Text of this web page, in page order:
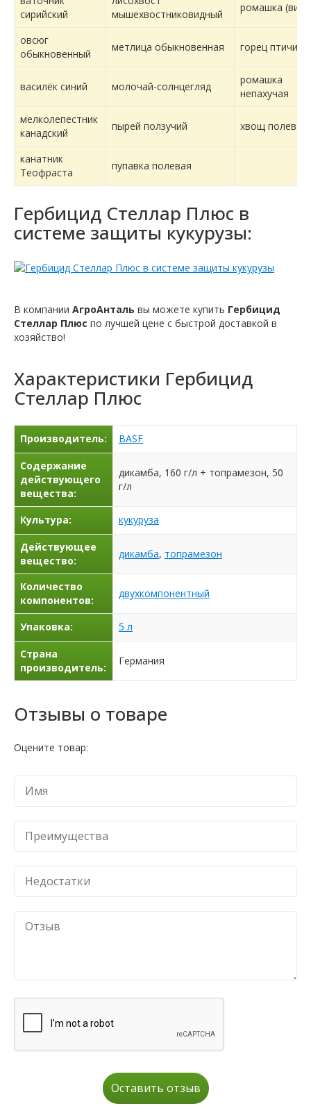
сирийский
мышехвостниковидный
ромашка
овсюг
обыкновенный
метлица обыкновенная горец птичий
василёк синий молочай-солнцегляд
ромашка
непахучая
мелколепестник
канадский
пырей ползучий хвощ полевой
канатник
Теофраста
пупавка полевая
Гербицид Стеллар Плюс в
системе защиты кукурузы:
В компании АгроАнталь вы можете купить Гербицид
Стеллар Плюс по лучшей цене с быстрой доставкой в ​​
хозяйство!
Характеристики Гербицид
Стеллар Плюс
Производитель: BASF
Содержание
действующего
вещества:
дикамба, 160 г/л + топрамезон, 50
г/л
Культура: кукуруза
Действующее
вещество:
дикамба, топрамезон
Количество
компонентов:
двухкомпонентный
Упаковка: 5 л
Страна
производитель:
Германия
Отзывы о товаре
Оцените товар:
Оставить отзыв